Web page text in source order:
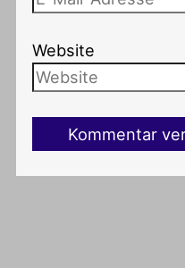
Website